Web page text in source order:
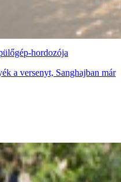
hordozója
a versenyt, Sanghajban már